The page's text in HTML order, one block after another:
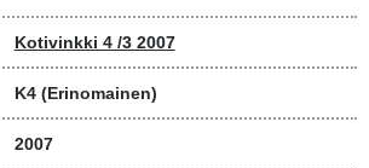
Kotivinkki 4 /3 2007
K4 (Erinomainen)
2007